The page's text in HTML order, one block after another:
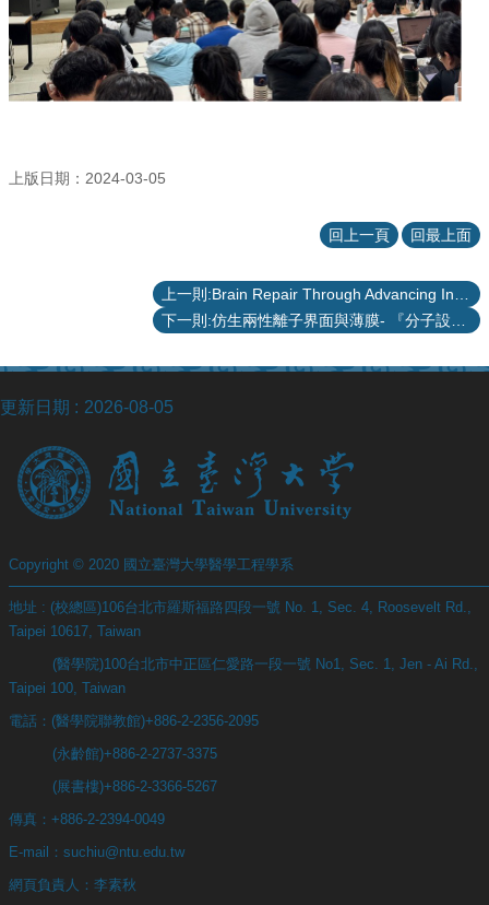
上版日期：2024-03-05
回上一頁 回最上面
更新日期 2026-08-05
Copyright © 2020 國立臺灣大學醫學工程學系
地址 : (校總區)106台北市羅斯福路四段一號 No. 1, Sec. 4, Roosevelt Rd.,
Taipei 10617, Taiwan
(醫學院)100台北市中正區仁愛路一段一號 No1, Sec. 1, Jen - Ai Rd.,
Taipei 100, Taiwan
電話：(醫學院聯教館)+886-2-2356-2095
(永齡館)+886-2-2737-3375
(展書樓)+886-2-3366-5267
傳真：+886-2-2394-0049
E-mail：suchiu@ntu.edu.tw
網頁負責人：李素秋